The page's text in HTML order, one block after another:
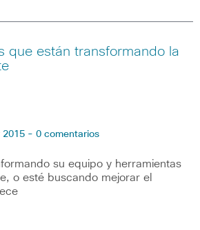
que están transformando la
2015 - 0 comentarios
su equipo y herramientas
o esté buscando mejorar el